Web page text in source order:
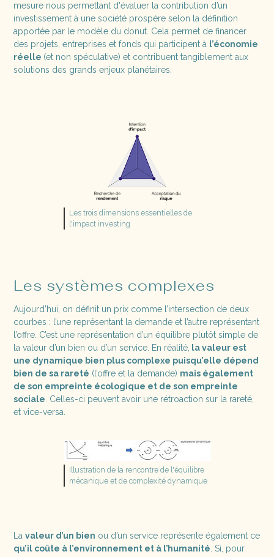
mesure nous permettant d'évaluer la contribution d’un
investissement à une société prospère selon la définition
apportée par le modèle du donut. Cela permet de financer
des projets, entreprises et fonds qui participent à l’économie
réelle (et non spéculative) et contribuent tangiblement aux
solutions des grands enjeux planétaires.
Les trois dimensions essentielles de
l'impact investing
Les systèmes complexes
Aujourd’hui, on définit un prix comme l’intersection de deux
courbes : l’une représentant la demande et l’autre représentant
l’offre. C’est une représentation d’un équilibre plutôt simple de
la valeur d’un bien ou d’un service. En réalité, la valeur est
une dynamique bien plus complexe puisqu’elle dépend
bien de sa rareté (l’offre et la demande) mais également
de son empreinte écologique et de son empreinte
sociale. Celles-ci peuvent avoir une rétroaction sur la rareté,
et vice-versa.
Illustration de la rencontre de l'équilibre
mécanique et de complexité dynamique
Lavaleur d’un bien ou d’un service représente également ce
qu’il coûte à l’environnement et à l’humanité. Si, pour